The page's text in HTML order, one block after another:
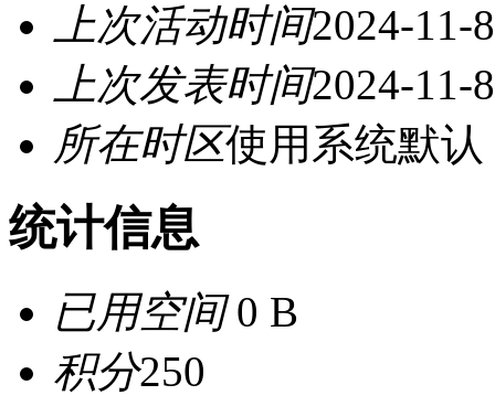
上次活动时间2024-11-
上次发表时间2024-11-
所在时区使用系统默认
统计信息
已用空间0 B
积分250